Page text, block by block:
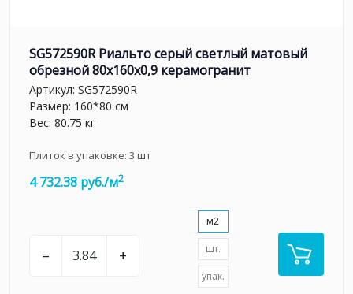
SG572590R Риальто серый светлый матовый
обрезной 80x160x0,9 керамогранит
Артикул: SG572590R
Размер: 160*80 см
Вес: 80.75 кг
Плиток в упаковке: 3 шт
4 732.38 руб./м2
– +
м2
шт.
упак.